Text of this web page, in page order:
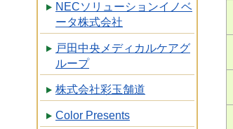
NECソリューションイノベ
ータ株式会社
戸田中央メディカルケアグ
ループ
株式会社彩玉舗道
Color Presents